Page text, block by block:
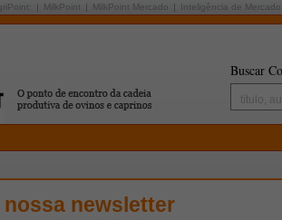
MilkPoint MilkPoint Mercado Inteligência de Mercado
Buscar
nossa newsletter